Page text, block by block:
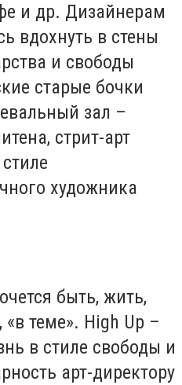
и др. Дизайнерам
вдохнуть в стены
и свободы
старые бочки
зал –
стрит-арт
художника
быть, жить,
«в теме». High Up –
в стиле свободы и
арт-директору